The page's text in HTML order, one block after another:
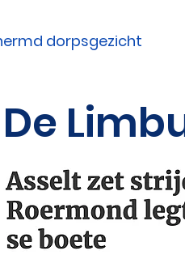
dorpsgezicht
De